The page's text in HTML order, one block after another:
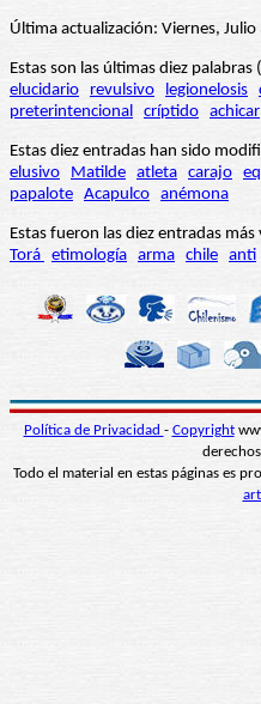
Última actualización: Viernes,
Estas son las últimas diez
elucidario
revulsivo legionelosis
preterintencional
críptido achicar
Estas diez entradas han sido
elusivo
Matilde atleta carajo
papalote Acapulco anémona
Estas fueron las diez entradas más
Torá etimología arma chile anti
Política de Privacidad - Copyright
Todo el material en estas páginas es